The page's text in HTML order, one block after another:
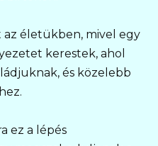
életükben, mivel egy
kerestek, ahol
és közelebb
ez a lépés